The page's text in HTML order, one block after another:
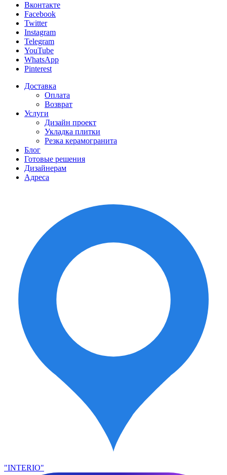
Вконтакте
Facebook
Twitter
Instagram
Telegram
YouTube
WhatsApp
Pinterest
Доставка
Оплата
Возврат
Услуги
Дизайн проект
Укладка плитки
Резка керамогранита
Блог
Готовые решения
Дизайнерам
Адреса
"INTERIO"